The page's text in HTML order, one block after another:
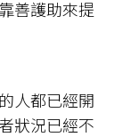
善護助來提
人都已經開
狀況已經不